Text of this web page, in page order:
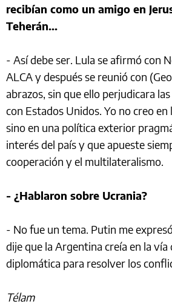
recibían como un amigo en
Teherán...
- Así debe ser. Lula se afirmó con
ALCA y después se reunió con
abrazos, sin que ello perjudicara
con Estados Unidos. Yo no creo
sino en una política exterior
interés del país y que apueste
cooperación y el multilateralismo.
- ¿Hablaron sobre Ucrania?
- No fue un tema. Putin me
dije que la Argentina creía en la vía
diplomática para resolver los
Télam